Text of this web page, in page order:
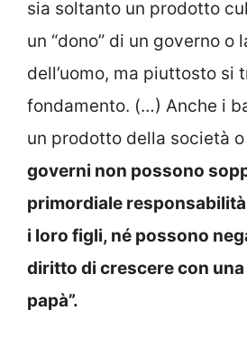
sia soltanto un prodotto
un “dono” di un governo o
dell’uomo, ma piuttosto si
fondamento. (…) Anche i
un prodotto della società
governi non possono
primordiale
i loro figli, né possono
diritto di crescere con una
papà”.